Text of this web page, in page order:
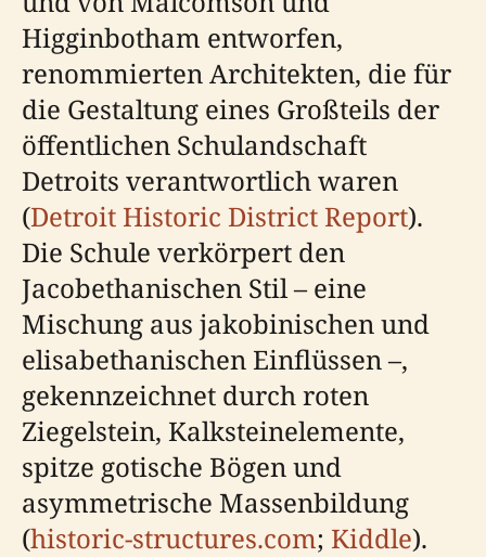
Higginbotham entworfen,
renommierten Architekten, die für
die Gestaltung eines Großteils der
öffentlichen Schulandschaft
Detroits verantwortlich waren
(Detroit Historic District Report).
Die Schule verkörpert den
Jacobethanischen Stil – eine
Mischung aus jakobinischen und
elisabethanischen Einflüssen –,
gekennzeichnet durch roten
Ziegelstein, Kalksteinelemente,
spitze gotische Bögen und
asymmetrische Massenbildung
(historic-structures.com; Kiddle).